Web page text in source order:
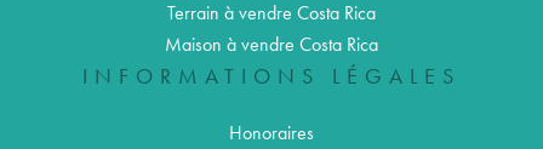
Terrain à vendre Costa Rica
Maison à vendre Costa Rica
INFORMATIONS LÉGALES
Honoraires